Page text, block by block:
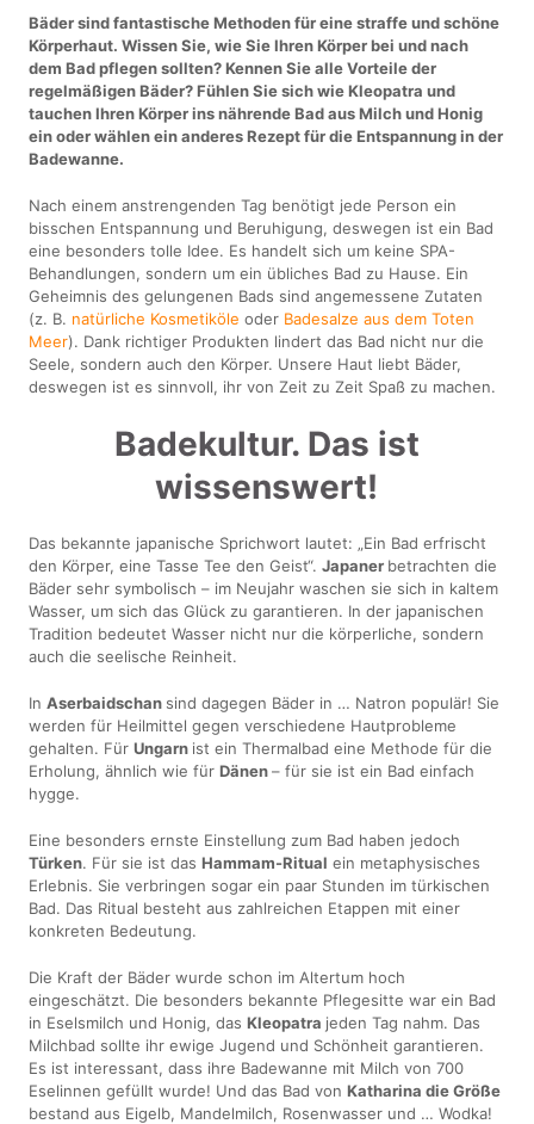
Bäder sind fantastische Methoden für eine straffe und schöne
Körperhaut. Wissen Sie, wie Sie Ihren Körper bei und nach
dem Bad pflegen sollten? Kennen Sie alle Vorteile der
regelmäßigen Bäder? Fühlen Sie sich wie Kleopatra und
tauchen Ihren Körper ins nährende Bad aus Milch und Honig
ein oder wählen ein anderes Rezept für die Entspannung in der
Badewanne.
Nach einem anstrengenden Tag benötigt jede Person ein
bisschen Entspannung und Beruhigung, deswegen ist ein Bad
eine besonders tolle Idee. Es handelt sich um keine SPA-
Behandlungen, sondern um ein übliches Bad zu Hause. Ein
Geheimnis des gelungenen Bads sind angemessene Zutaten
(z. B. natürliche Kosmetiköle oder Badesalze aus dem Toten
Meer). Dank richtiger Produkten lindert das Bad nicht nur die
Seele, sondern auch den Körper. Unsere Haut liebt Bäder,
deswegen ist es sinnvoll, ihr von Zeit zu Zeit Spaß zu machen.
Badekultur. Das ist
wissenswert!
Das bekannte japanische Sprichwort lautet: „Ein Bad erfrischt
den Körper, eine Tasse Tee den Geist“.Japaner betrachten die
Bäder sehr symbolisch – im Neujahr waschen sie sich in kaltem
Wasser, um sich das Glück zu garantieren. In der japanischen
Tradition bedeutet Wasser nicht nur die körperliche, sondern
auch die seelische Reinheit.
InAserbaidschan sind dagegen Bäder in … Natron populär! Sie
werden für Heilmittel gegen verschiedene Hautprobleme
gehalten. FürUngarn ist ein Thermalbad eine Methode für die
Erholung, ähnlich wie fürDänen– für sie ist ein Bad einfach
hygge.
Eine besonders ernste Einstellung zum Bad haben jedoch
Türken. Für sie ist dasHammam-Ritual ein metaphysisches
Erlebnis. Sie verbringen sogar ein paar Stunden im türkischen
Bad. Das Ritual besteht aus zahlreichen Etappen mit einer
konkreten Bedeutung.
Die Kraft der Bäder wurde schon im Altertum hoch
eingeschätzt. Die besonders bekannte Pflegesitte war ein Bad
in Eselsmilch und Honig, dasKleopatra jeden Tag nahm. Das
Milchbad sollte ihr ewige Jugend und Schönheit garantieren.
Es ist interessant, dass ihre Badewanne mit Milch von 700
Eselinnen gefüllt wurde! Und das Bad vonKatharina die Größe
bestand aus Eigelb, Mandelmilch, Rosenwasser und … Wodka!